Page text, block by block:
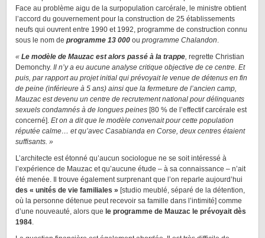
Face au problème aigu de la surpopulation carcérale, le ministre obtient
l’accord du gouvernement pour la construction de 25 établissements
neufs qui ouvrent entre 1990 et 1992, programme de construction connu
sous le nom de programme 13 000 ou programme Chalandon.
« Le modèle de Mauzac est alors passé à la trappe, regrette Christian
Demonchy. Il n’y a eu aucune analyse critique objective de ce centre. Et
puis, par rapport au projet initial qui prévoyait le venue de détenus en fin
de peine (inférieure à 5 ans) ainsi que la fermeture de l’ancien camp,
Mauzac est devenu un centre de recrutement national pour délinquants
sexuels condamnés à de longues peines [80 % de l’effectif carcérale est
concerné]. Et on a dit que le modèle convenait pour cette population
réputée calme… et qu’avec Casabianda en Corse, deux centres étaient
suffisants. »
L’architecte est étonné qu’aucun sociologue ne se soit intéressé à
l’expérience de Mauzac et qu’aucune étude – à sa connaissance – n’ait
été menée. Il trouve également surprenant que l’on reparle aujourd’hui
des « unités de vie familiales » [studio meublé, séparé de la détention,
où la personne détenue peut recevoir sa famille dans l’intimité] comme
d’une nouveauté, alors que le programme de Mauzac le prévoyait dès
1984.